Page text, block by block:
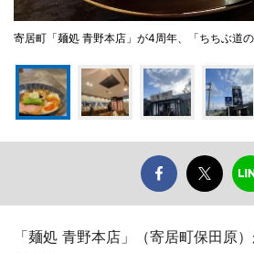
寄居町「麺処 青野本店」が4周年、「ちちぶ道
「麺処 青野本店」（寄居町保田原